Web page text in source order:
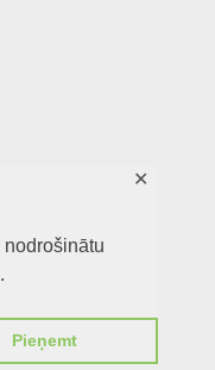
Pieņemt
✕